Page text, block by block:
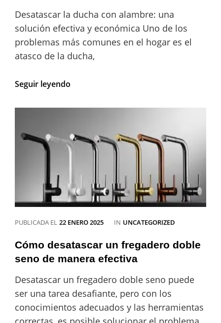
Desatascar la ducha con alambre: una
solución efectiva y económica Uno de los
problemas más comunes en el hogar es el
atasco de la ducha,
Seguir leyendo
alambre:
solución
efectiva
económica
PUBLICADA EL 22 ENERO 2025 IN CATEGORÍAS
UNCATEGORIZED
Cómo desatascar un fregadero doble
seno de manera efectiva
Desatascar un fregadero doble seno puede
ser una tarea desafiante, pero con los
conocimientos adecuados y las herramientas